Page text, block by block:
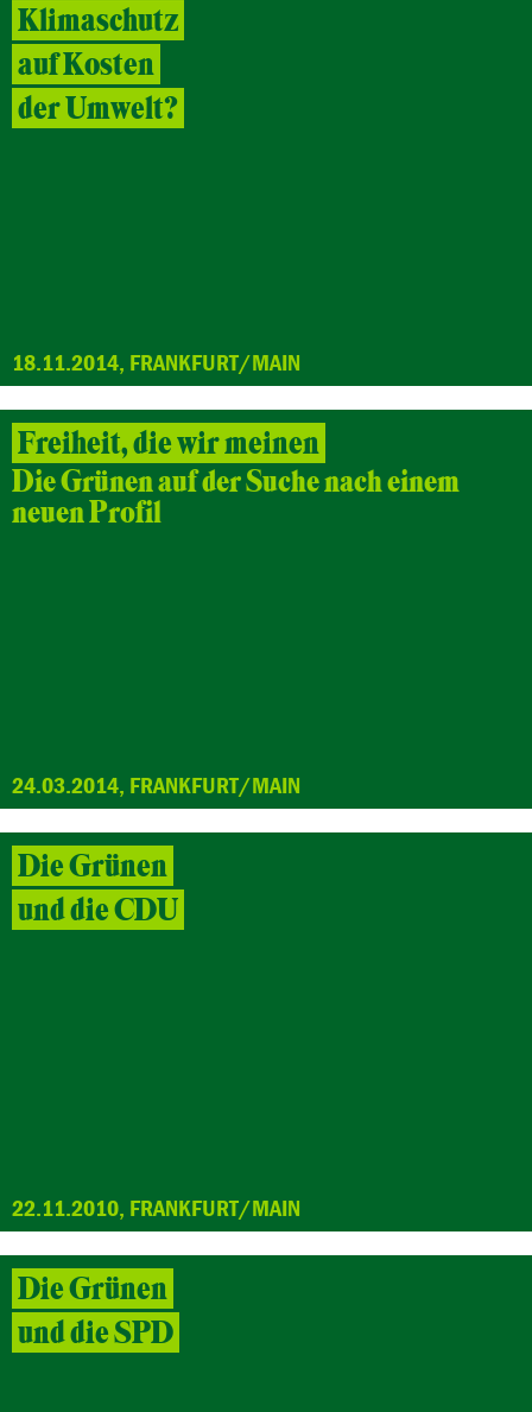
Klimaschutz
auf Kosten
der Umwelt?
18.11.2014, FRANKFURT/MAIN
Freiheit, die wir meinen
Die Grünen auf der Suche nach einem
neuen Profil
24.03.2014, FRANKFURT/MAIN
Die Grünen
und die CDU
22.11.2010, FRANKFURT/MAIN
Die Grünen
und die SPD